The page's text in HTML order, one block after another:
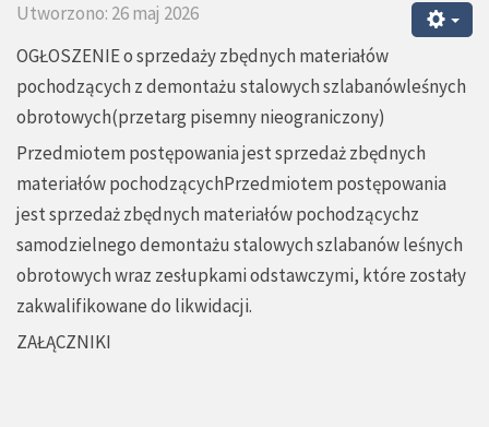
Utworzono: 26 maj 2026
OGŁOSZENIE o sprzedaży zbędnych materiałów
pochodzących z demontażu stalowych szlabanówleśnych
obrotowych(przetarg pisemny nieograniczony)
Przedmiotem postępowania jest sprzedaż zbędnych
materiałów pochodzącychPrzedmiotem postępowania
jest sprzedaż zbędnych materiałów pochodzącychz
samodzielnego demontażu stalowych szlabanów leśnych
obrotowych wraz zesłupkami odstawczymi, które zostały
zakwalifikowane do likwidacji.
ZAŁĄCZNIKI